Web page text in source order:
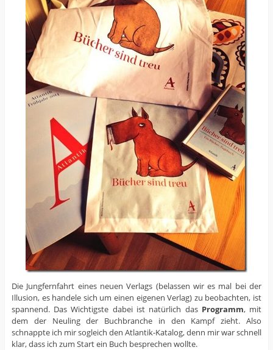
Die Jungfernfahrt eines neuen Verlags (belassen wir es mal bei der
Illusion, es handele sich um einen eigenen Verlag) zu beobachten, ist
spannend. Das Wichtigste dabei ist natürlich das Programm, mit
dem der Neuling der Buchbranche in den Kampf zieht. Also
schnappte ich mir sogleich den Atlantik-Katalog, denn mir war schnell
klar, dass ich zum Start ein Buch besprechen wollte.